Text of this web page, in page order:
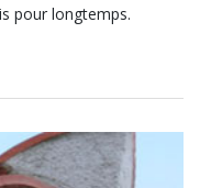
pour longtemps.